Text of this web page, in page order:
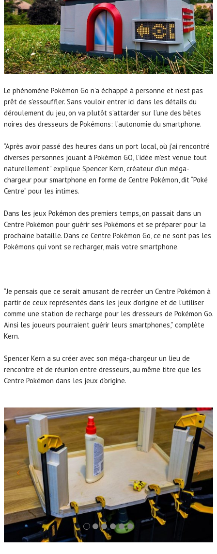
Le phénomène Pokémon Go n’a échappé à personne et n’est pas
prêt de s’essouffler. Sans vouloir entrer ici dans les détails du
déroulement du jeu, on va plutôt s’attarder sur l’une des bêtes
noires des dresseurs de Pokémons: l’autonomie du smartphone.
“Après avoir passé des heures dans un port local, où j’ai rencontré
diverses personnes jouant à Pokémon GO, l’idée m’est venue tout
naturellement” explique Spencer Kern, créateur d’un méga-
chargeur pour smartphone en forme de Centre Pokémon, dit “Poké
Centre” pour les intimes.
Dans les jeux Pokémon des premiers temps, on passait dans un
Centre Pokémon pour guérir ses Pokémons et se préparer pour la
prochaine bataille. Dans ce Centre Pokémon Go, ce ne sont pas les
Pokémons qui vont se recharger, mais votre smartphone.
“Je pensais que ce serait amusant de recréer un Centre Pokémon à
partir de ceux représentés dans les jeux d’origine et de l’utiliser
comme une station de recharge pour les dresseurs de Pokémon Go.
Ainsi les joueurs pourraient guérir leurs smartphones,” complète
Kern.
Spencer Kern a su créer avec son méga-chargeur un lieu de
rencontre et de réunion entre dresseurs, au même titre que les
Centre Pokémon dans les jeux d’origine.